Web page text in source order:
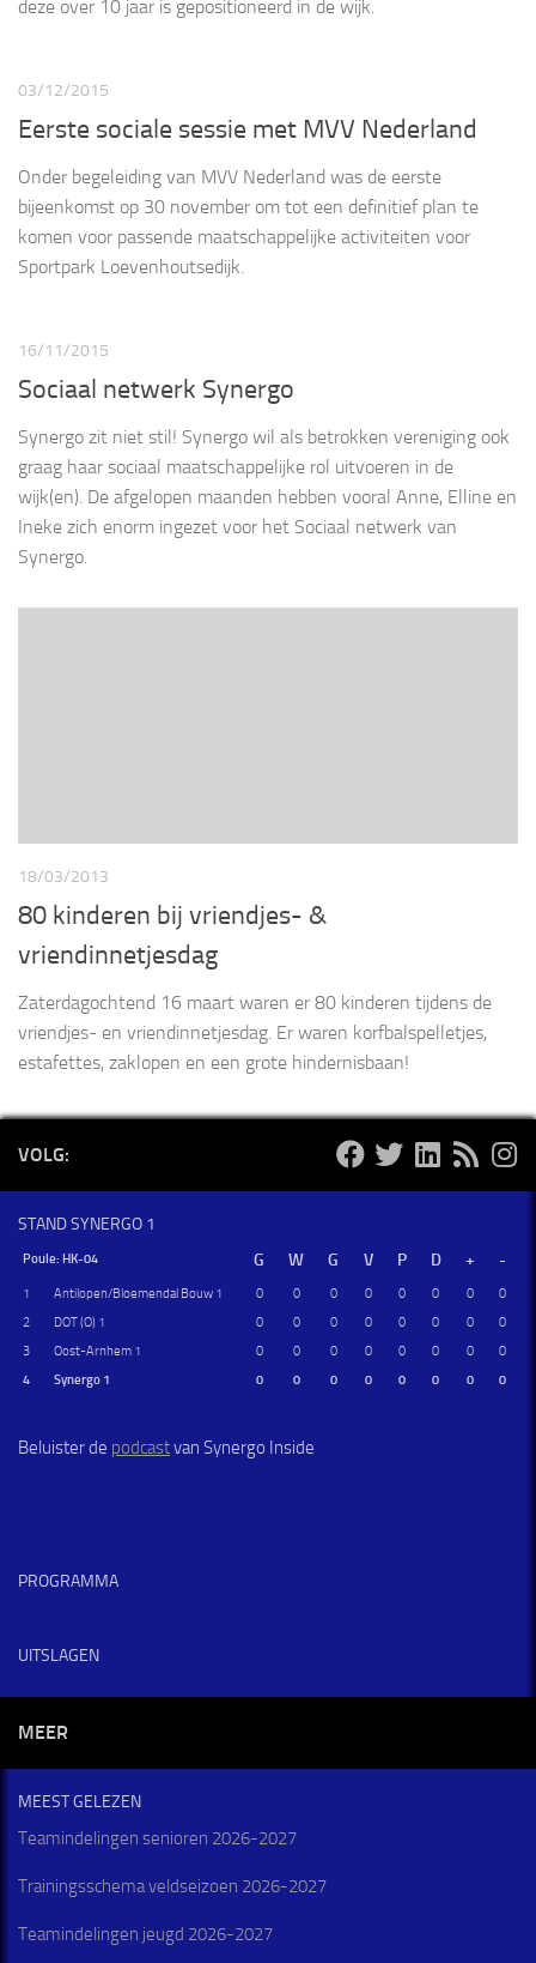
deze over 10 jaar is gepositioneerd in de wijk.
03/12/2015
Eerste sociale sessie met MVV Nederland
Onder begeleiding van MVV Nederland was de eerste
bijeenkomst op 30 november om tot een definitief plan te
komen voor passende maatschappelijke activiteiten voor
Sportpark Loevenhoutsedijk.
16/11/2015
Sociaal netwerk Synergo
Synergo zit niet stil! Synergo wil als betrokken vereniging ook
graag haar sociaal maatschappelijke rol uitvoeren in de
wijk(en). De afgelopen maanden hebben vooral Anne, Elline en
Ineke zich enorm ingezet voor het Sociaal netwerk van
Synergo.
18/03/2013
80 kinderen bij vriendjes- &
vriendinnetjesdag
Zaterdagochtend 16 maart waren er 80 kinderen tijdens de
vriendjes- en vriendinnetjesdag. Er waren korfbalspelletjes,
estafettes, zaklopen en een grote hindernisbaan!
VOLG:
STAND SYNERGO 1
Poule: HK-04
1 Antilopen/Bloemendal Bouw 1 0 0 0 0 0 0 0
0
2
DOT (O) 1 0 0 0 0 0 0 0
0
3
Oost-Arnhem 1 0 0 0 0 0 0 0
0
4
Synergo 1 0 0 0 0 0 0 0 0
Beluister de podcastvan Synergo Inside
PROGRAMMA
UITSLAGEN
MEER
MEEST GELEZEN
Teamindelingen senioren 2026-2027
Trainingsschema veldseizoen 2026-2027
Teamindelingen jeugd 2026-2027